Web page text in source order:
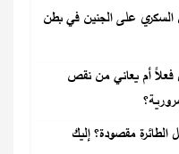
على الجنين في بطن
أم يعاني من نقص
الطائرة مقصودة؟ إليك